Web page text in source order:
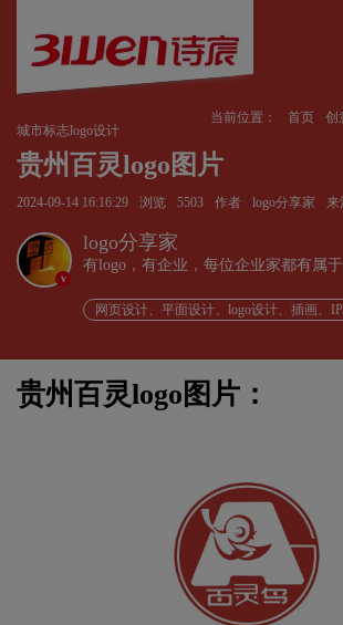
当前位置： 首页 创
城市标志logo设计
贵州百灵logo图片
2024-09-14 16:16:29 浏览 5503 作者 logo分享家 来
v
logo分享家
有logo，有企业，每位企业家都有属
网页设计、平面设计、logo设计、插画、
贵州百灵logo图片：